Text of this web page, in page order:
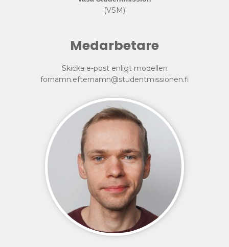
(VSM)
Medarbetare
Skicka e-post enligt modellen
fornamn.efternamn@studentmissionen.fi